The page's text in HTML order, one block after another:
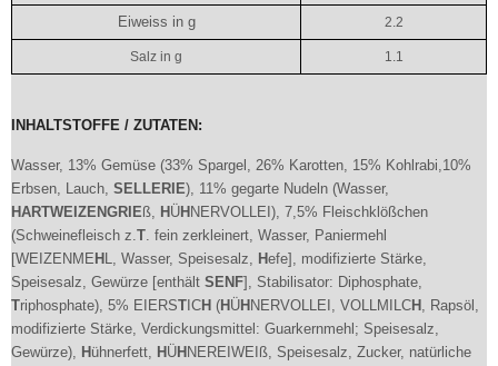
Eiweiss in g 2.2
Salz in g 1.1
INHALTSTOFFE / ZUTATEN:
Wasser, 13% Gemüse (33% Spargel, 26% Karotten, 15% Kohlrabi,10%
Erbsen, Lauch, SELLERIE), 11% gegarte Nudeln (Wasser,
HARTWEIZENGRIEß, H ÜH NERVOLLEI), 7,5% Fleischklößchen
(Schweinefleisch z.T. fein zerkleinert, Wasser, Paniermehl
[WEIZENME H L, Wasser, Speisesalz, Hefe], modifizierte Stärke,
Speisesalz, Gewürze [enthält SENF], Stabilisator: Diphosphate,
Triphosphate), 5% EIERST ICH (H ÜH NERVOLLEI, VOLLMILCH , Rapsöl,
modifizierte Stärke, Verdickungsmittel: Guarkernmehl; Speisesalz,
Gewürze), H ühnerfett, H ÜH NEREIWEIß, Speisesalz, Zucker, natürliche